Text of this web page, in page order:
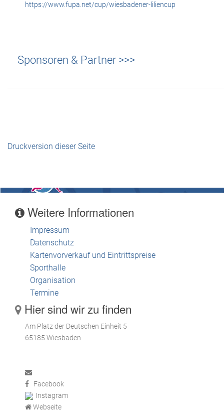
https://www.fupa.net/cup/wiesbadener-liliencup
Sponsoren & Partner >>>
Druckversion dieser Seite
Weitere Informationen
Impressum
Datenschutz
Kartenvorverkauf und Eintrittspreise
Sporthalle
Organisation
Termine
Hier sind wir zu finden
Am Platz der Deutschen Einheit 5
65185 Wiesbaden
Facebook
Instagram
Webseite